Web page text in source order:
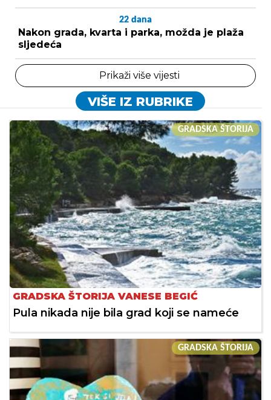
22 dana
Nakon grada, kvarta i parka, možda je plaža
sljedeća
Prikaži više vijesti
VIŠE IZ RUBRIKE
GRADSKA ŠTORIJA
GRADSKA ŠTORIJA VANESE BEGIĆ
Pula nikada nije bila grad koji se nameće
GRADSKA ŠTORIJA